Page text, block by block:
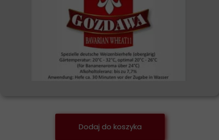
25°C, optymalna temperatura brzeczki:
16°C-24°C.
Dodaj do koszyka